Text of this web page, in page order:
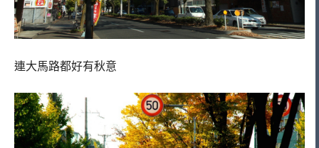
連大馬路都好有秋意